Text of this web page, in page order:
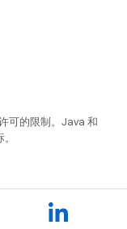
可的限制。Java 和